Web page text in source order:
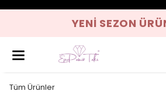
YENI SEZON
Tüm Ürünler